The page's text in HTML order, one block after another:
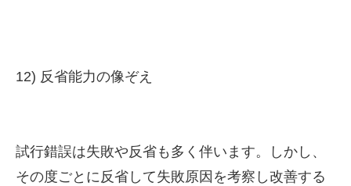
12) 反省能力の像ぞえ
試行錯誤は失敗や反省も多く伴います。しかし、
その度ごとに反省して失敗原因を考察し改善する